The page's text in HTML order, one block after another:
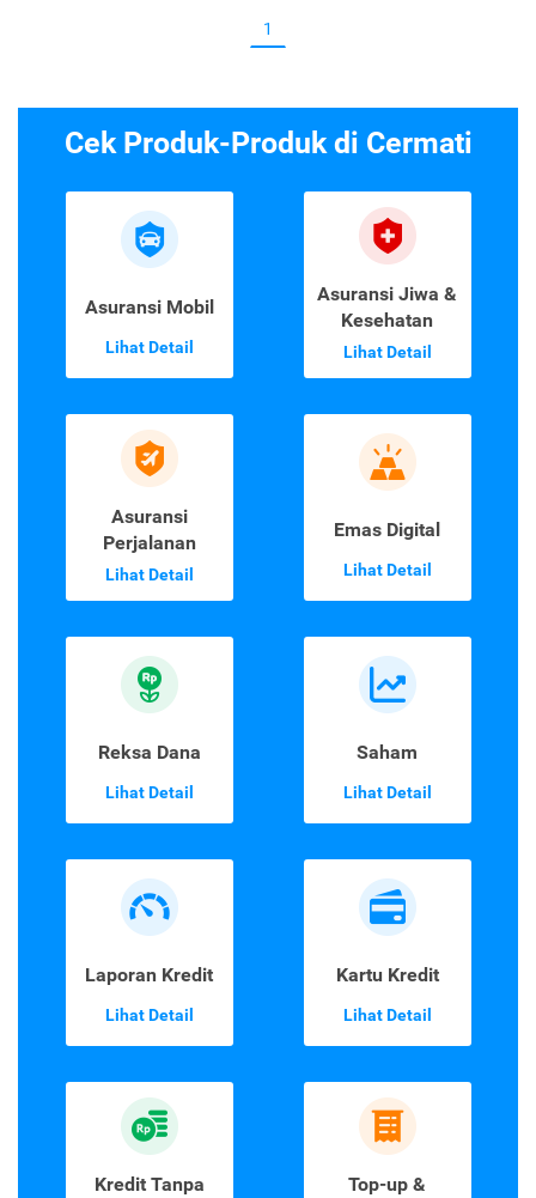
1
Cek Produk-Produk di Cermati
Asuransi Mobil
Lihat Detail
Asuransi Jiwa &
Kesehatan
Lihat Detail
Asuransi
Perjalanan
Lihat Detail
Emas Digital
Lihat Detail
Reksa Dana
Lihat Detail
Saham
Lihat Detail
Laporan Kredit
Lihat Detail
Kartu Kredit
Lihat Detail
Kredit Tanpa
Top-up &